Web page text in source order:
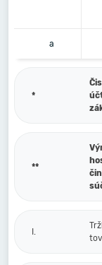
a
*
**
I.